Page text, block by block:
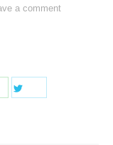
a comment